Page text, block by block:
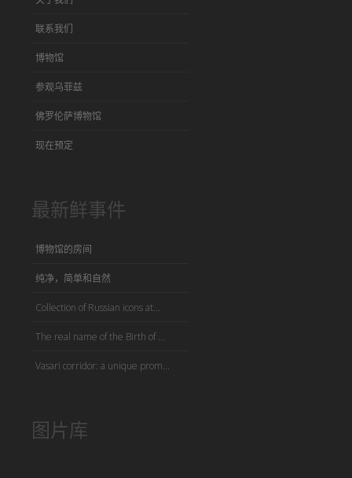
联系我们
博物馆
参观乌菲兹
佛罗伦萨博物馆
现在预定
最新鲜事件
博物馆的房间
纯净，简单和自然
Collection of Russian icons at...
The real name of the Birth of ...
Vasari corridor: a unique prom...
图片库